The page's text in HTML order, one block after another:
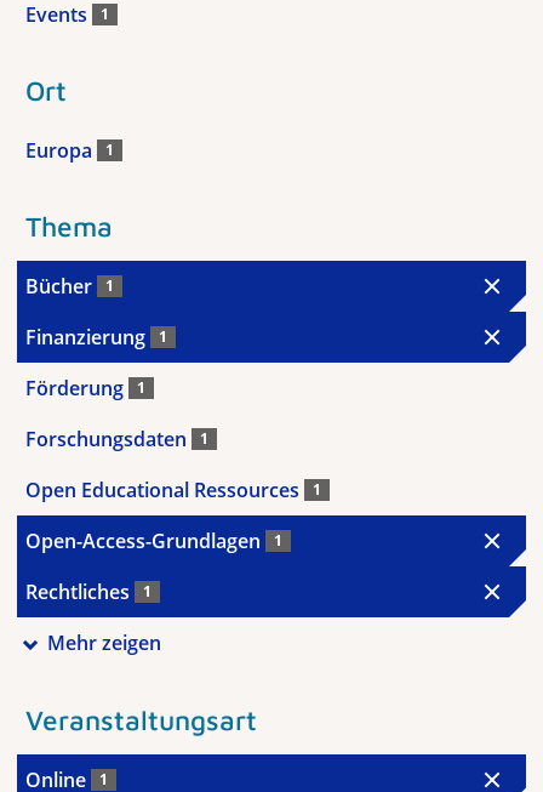
Events 1
Ort
Europa 1
Thema
Bücher 1
Finanzierung 1
Förderung 1
Forschungsdaten 1
Open Educational Ressources 1
Open-Access-Grundlagen 1
Rechtliches 1
Mehr zeigen
Veranstaltungsart
Online 1